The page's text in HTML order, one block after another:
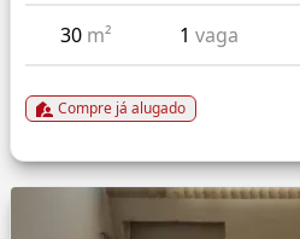
30 m² 1 vaga
Compre já alugado